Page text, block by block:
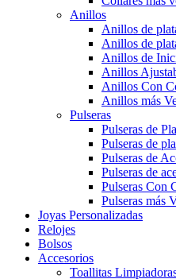
Anillos
Anillos de
Anillos de
Anillos de
Anillos
Anillos Con
Anillos más
Pulseras
Pulseras de
Pulseras de
Pulseras de
Pulseras de
Pulseras Con
Pulseras más
Joyas Personalizadas
Relojes
Bolsos
Accesorios
Toallitas